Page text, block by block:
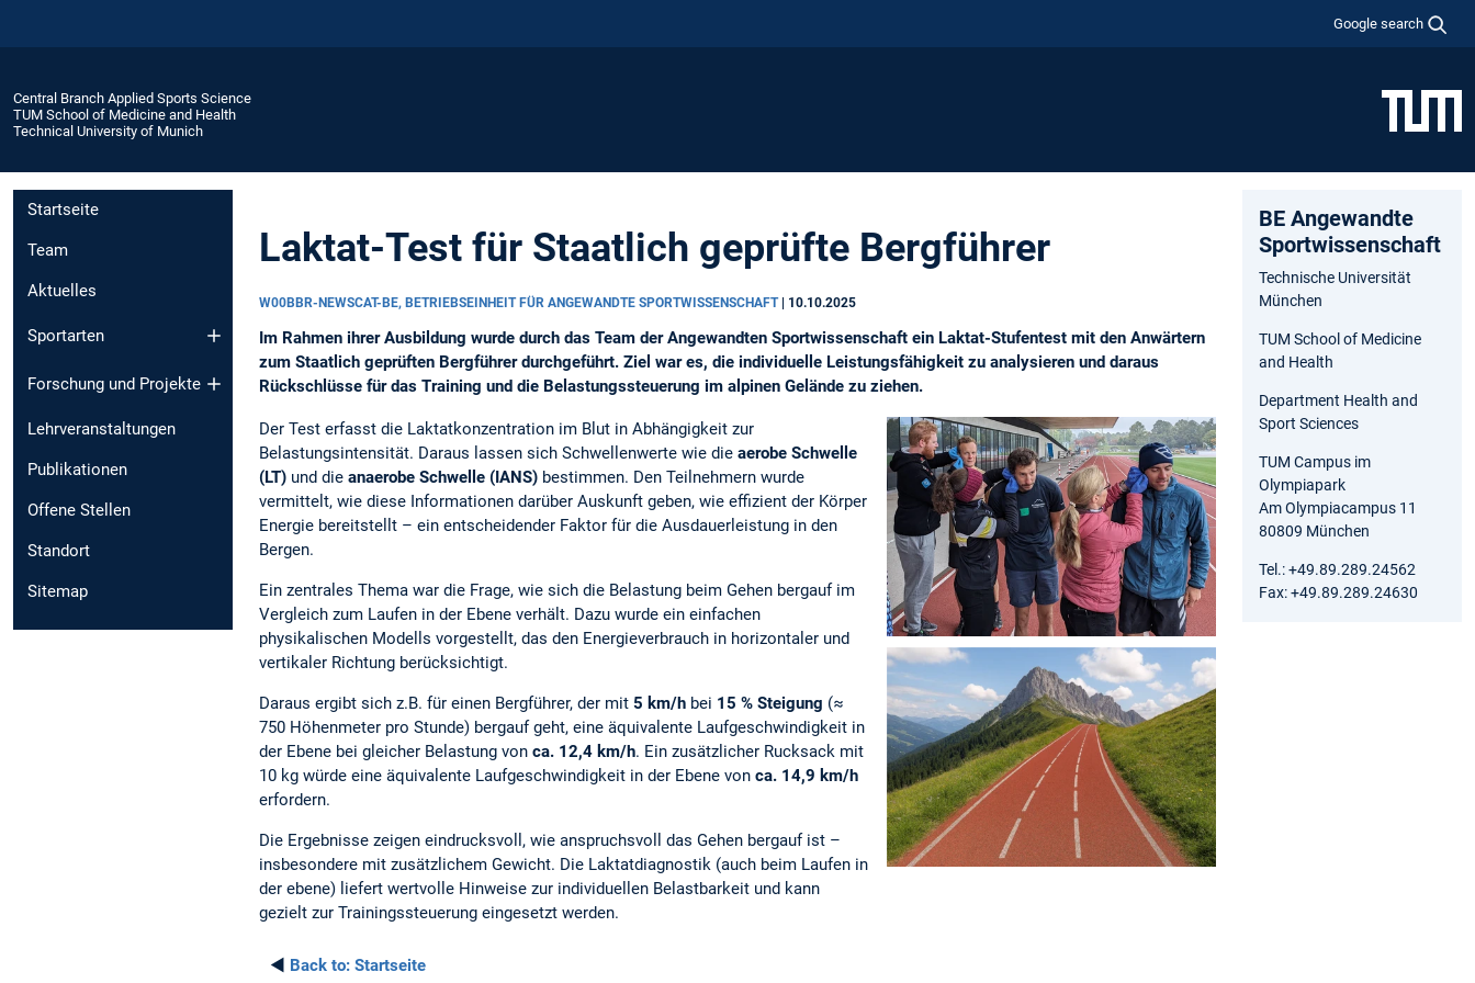
Google search
Central Branch Applied Sports Science
TUM School of Medicine and Health
Technical University of Munich
Startseite
Team
Aktuelles
Sportarten
Forschung und Projekte
Lehrveranstaltungen
Publikationen
Offene Stellen
Standort
Sitemap
Laktat-Test für Staatlich geprüfte Bergführer
W00BBR-NEWSCAT-BE, BETRIEBSEINHEIT FÜR ANGEWANDTE SPORTWISSENSCHAFT | 10.10.2025
Im Rahmen ihrer Ausbildung wurde durch das Team der Angewandten Sportwissenschaft ein Laktat-Stufentest mit den Anwärtern
zum Staatlich geprüften Bergführer durchgeführt. Ziel war es, die individuelle Leistungsfähigkeit zu analysieren und daraus
Rückschlüsse für das Training und die Belastungssteuerung im alpinen Gelände zu ziehen.
Der Test erfasst die Laktatkonzentration im Blut in Abhängigkeit zur
Belastungsintensität. Daraus lassen sich Schwellenwerte wie die aerobe Schwelle
(LT) und die anaerobe Schwelle (IANS) bestimmen. Den Teilnehmern wurde
vermittelt, wie diese Informationen darüber Auskunft geben, wie effizient der Körper
Energie bereitstellt – ein entscheidender Faktor für die Ausdauerleistung in den
Bergen.
Ein zentrales Thema war die Frage, wie sich die Belastung beim Gehen bergauf im
Vergleich zum Laufen in der Ebene verhält. Dazu wurde ein einfachen
physikalischen Modells vorgestellt, das den Energieverbrauch in horizontaler und
vertikaler Richtung berücksichtigt.
Daraus ergibt sich z.B. für einen Bergführer, der mit 5 km/h bei 15 % Steigung (≈
750 Höhenmeter pro Stunde) bergauf geht, eine äquivalente Laufgeschwindigkeit in
der Ebene bei gleicher Belastung von ca. 12,4 km/h. Ein zusätzlicher Rucksack mit
10 kg würde eine äquivalente Laufgeschwindigkeit in der Ebene von ca. 14,9 km/h
erfordern.
Die Ergebnisse zeigen eindrucksvoll, wie anspruchsvoll das Gehen bergauf ist –
insbesondere mit zusätzlichem Gewicht. Die Laktatdiagnostik (auch beim Laufen in
der ebene) liefert wertvolle Hinweise zur individuellen Belastbarkeit und kann
gezielt zur Trainingssteuerung eingesetzt werden.
◄ Back to: Startseite
BE Angewandte
Sportwissenschaft
Technische Universität
München
TUM School of Medicine
and Health
Department Health and
Sport Sciences
TUM Campus im
Olympiapark
Am Olympiacampus 11
80809 München
Tel.: +49.89.289.24562
Fax: +49.89.289.24630